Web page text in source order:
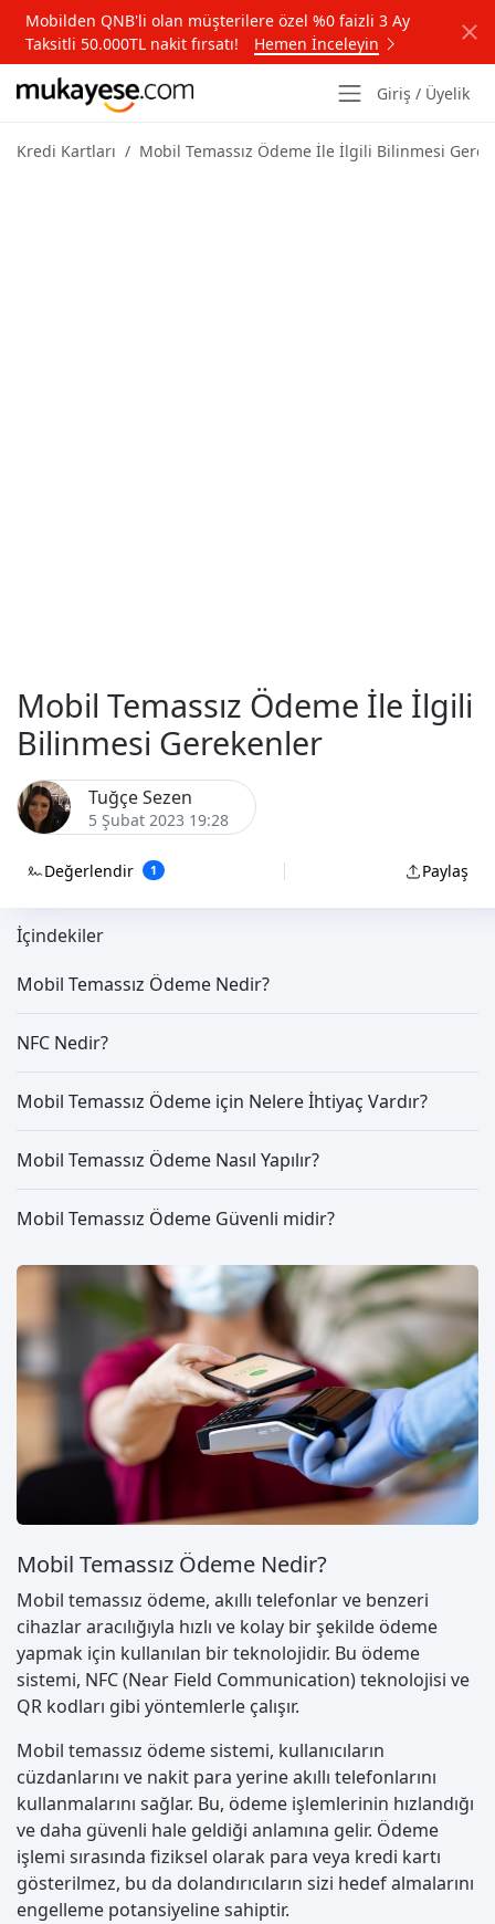
Mobilden QNB'li olan müşterilere özel %0 faizli 3 Ay
Taksitli 50.000TL nakit fırsatı!
Hemen İnceleyin
Giriş / Üyelik
Kredi Kartları Mobil Temassız Ödeme İle İlgili Bilinmesi
Mobil Temassız Ödeme İle İlgili
Bilinmesi Gerekenler
Tuğçe Sezen
5 Şubat 2023 19:28
Değerlendir 1 Paylaş
Mobil Temassız Ödeme Nedir?
Mobil temassız ödeme, akıllı telefonlar ve benzeri
cihazlar aracılığıyla hızlı ve kolay bir şekilde ödeme
yapmak için kullanılan bir teknolojidir. Bu ödeme
sistemi, NFC (Near Field Communication) teknolojisi ve
QR kodları gibi yöntemlerle çalışır.
Mobil temassız ödeme sistemi, kullanıcıların
cüzdanlarını ve nakit para yerine akıllı telefonlarını
kullanmalarını sağlar. Bu, ödeme işlemlerinin hızlandığı
ve daha güvenli hale geldiği anlamına gelir. Ödeme
işlemi sırasında fiziksel olarak para veya kredi kartı
gösterilmez, bu da dolandırıcıların sizi hedef almalarını
engelleme potansiyeline sahiptir.
İçindekiler
Mobil Temassız Ödeme Nedir?
NFC Nedir?
Mobil Temassız Ödeme için Nelere İhtiyaç Vardır?
Mobil Temassız Ödeme Nasıl Yapılır?
Mobil Temassız Ödeme Güvenli midir?